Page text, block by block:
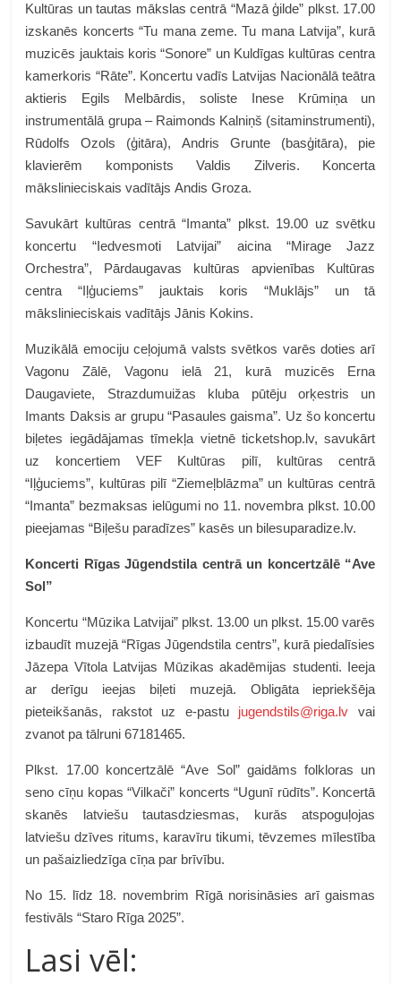
Kultūras un tautas mākslas centrā “Mazā ģilde” plkst. 17.00
izskanēs koncerts “Tu mana zeme. Tu mana Latvija”, kurā
muzicēs jauktais koris “Sonore” un Kuldīgas kultūras centra
kamerkoris “Rāte”. Koncertu vadīs Latvijas Nacionālā teātra
aktieris Egils Melbārdis, soliste Inese Krūmiņa un
instrumentālā grupa – Raimonds Kalniņš (sitaminstrumenti),
Rūdolfs Ozols (ģitāra), Andris Grunte (basģitāra), pie
klavierēm komponists Valdis Zilveris. Koncerta
mākslinieciskais vadītājs Andis Groza.
Savukārt kultūras centrā “Imanta” plkst. 19.00 uz svētku
koncertu “Iedvesmoti Latvijai” aicina “Mirage Jazz
Orchestra”, Pārdaugavas kultūras apvienības Kultūras
centra “Iļģuciems” jauktais koris “Muklājs” un tā
mākslinieciskais vadītājs Jānis Kokins.
Muzikālā emociju ceļojumā valsts svētkos varēs doties arī
Vagonu Zālē, Vagonu ielā 21, kurā muzicēs Erna
Daugaviete, Strazdumuižas kluba pūtēju orķestris un
Imants Daksis ar grupu “Pasaules gaisma”. Uz šo koncertu
biļetes iegādājamas tīmekļa vietnē ticketshop.lv, savukārt
uz koncertiem VEF Kultūras pilī, kultūras centrā
“Iļģuciems”, kultūras pilī “Ziemeļblāzma” un kultūras centrā
“Imanta” bezmaksas ielūgumi no 11. novembra plkst. 10.00
pieejamas “Biļešu paradīzes” kasēs un bilesuparadize.lv.
Koncerti Rīgas Jūgendstila centrā un koncertzālē “Ave
Sol”
Koncertu “Mūzika Latvijai” plkst. 13.00 un plkst. 15.00 varēs
izbaudīt muzejā “Rīgas Jūgendstila centrs”, kurā piedalīsies
Jāzepa Vītola Latvijas Mūzikas akadēmijas studenti. Ieeja
ar derīgu ieejas biļeti muzejā. Obligāta iepriekšēja
pieteikšanās, rakstot uz e-pastu jugendstils@riga.lv vai
zvanot pa tālruni 67181465.
Plkst. 17.00 koncertzālē “Ave Sol” gaidāms folkloras un
seno cīņu kopas “Vilkači” koncerts “Ugunī rūdīts”. Koncertā
skanēs latviešu tautasdziesmas, kurās atspoguļojas
latviešu dzīves ritums, karavīru tikumi, tēvzemes mīlestība
un pašaizliedzīga cīņa par brīvību.
No 15. līdz 18. novembrim Rīgā norisināsies arī gaismas
festivāls “Staro Rīga 2025”.
Lasi vēl: